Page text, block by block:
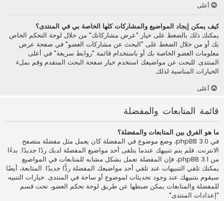
أعلى
كيف يمكن إيجاد المواضيع والمشاركات كلها الخاصة بي في المنتدى؟
يمكنك ذلك بالضغط على خيار "عرض مشاركاتك" من خلال لوحة التحكم الخاص
بك أو من خلال الضغط على "البحث عن مشاركات العضو" في صفحة عرض
معلومات العضو الخاصة بك أو باستخدام قائمة "روابط سريعة" في أعلى
المنتدى. للبحث عن مواضيعك استخدم خيار صفحة البحث المتقدم وقم بملء
الخيارات المناسبة لذلك.
أعلى
قائمة المتابعات والمفضلة
ما هو الفرق بين المتابعات والمفضلة؟
في phpBB 3.0، وضع موضوع في المفضلة كان يعمل مثل مفضلة متصفح
الانترنت. فلم يتم تنبيهك عندما يتلقى أحد مواضيع المفضلة لديك ردًا جديدًا. بدءًا
من phpBB 3.1، فإن المفضلة تعمل بشكل مشابه للمتابعات في المواضيع.
يمكنك تلقي التنبيهات عند تلقي أحد مواضيعك المفضلة ردًّا جديدًا. المتابعة، أيضًا
سيقوم بتنبيهك عند وجود تحديثات لموضوع أو ساحة في المنتدى. خيارات التنبيه
للمفضلة والمتابعات يمكن ضبطها عن طريق لوحة تحكم العضو، تحت قسم
"إعدادات المنتدى".